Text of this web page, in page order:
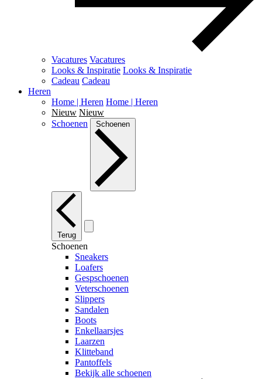
Vacatures Vacatures
Looks & Inspiratie Looks & Inspiratie
Cadeau Cadeau
Heren
Home | Heren Home | Heren
Nieuw Nieuw
Schoenen
Schoenen
Terug
Schoenen
Sneakers
Loafers
Gespschoenen
Veterschoenen
Slippers
Sandalen
Boots
Enkellaarsjes
Laarzen
Klitteband
Pantoffels
Bekijk alle schoenen